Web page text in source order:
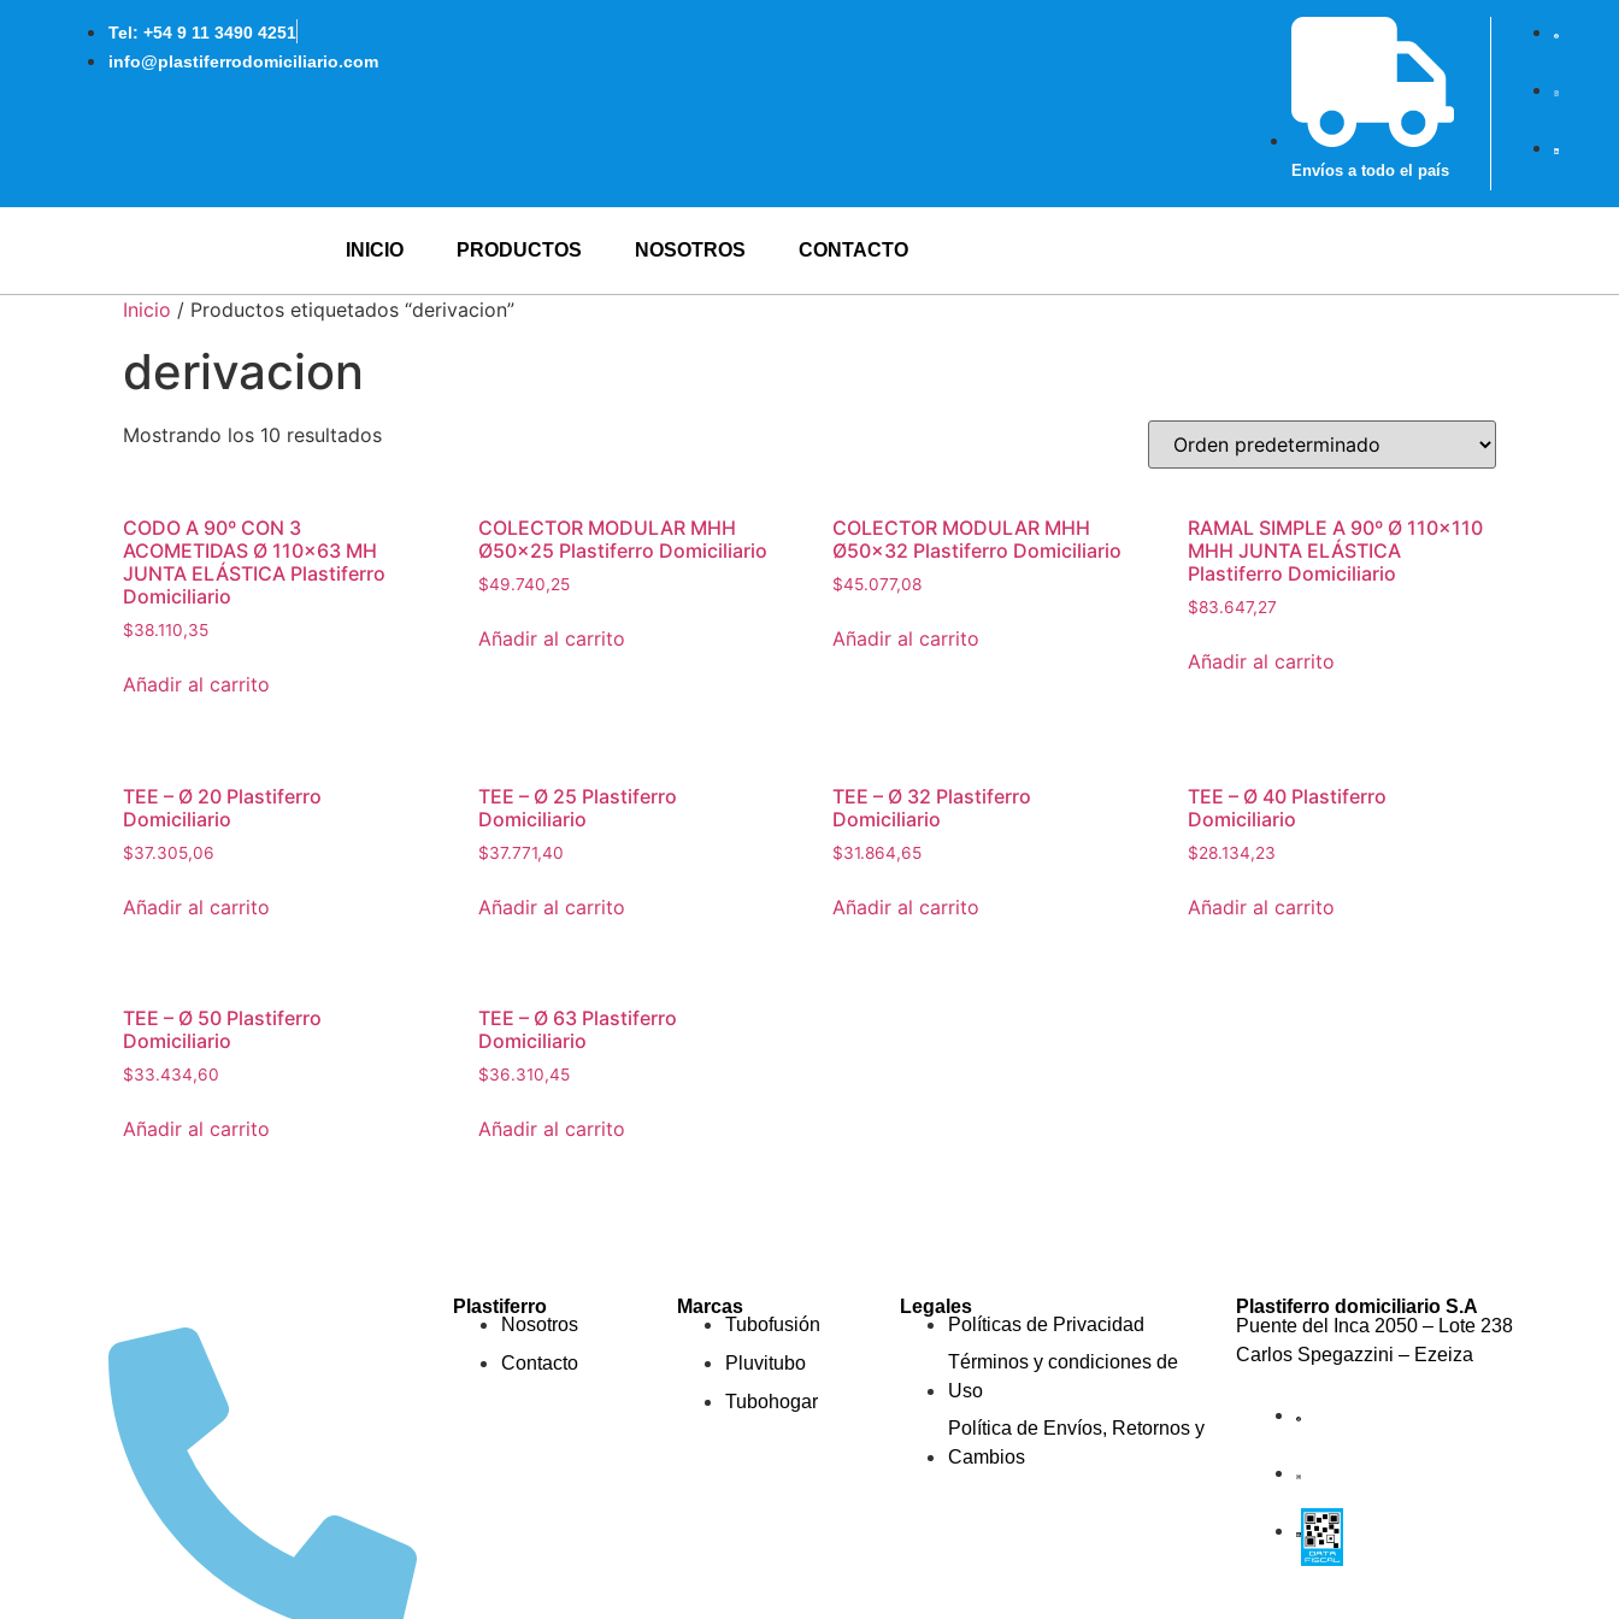
Tel: +54 9 11 3490 4251
info@plastiferrodomiciliario.com
Envíos a todo el país
INICIO PRODUCTOS NOSOTROS CONTACTO
Inicio / Productos etiquetados “derivacion”
derivacion
Mostrando los 10 resultados
CODO A 90º CON 3
ACOMETIDAS Ø 110×63 MH
JUNTA ELÁSTICA Plastiferro
Domiciliario
$38.110,35
Añadir al carrito
COLECTOR MODULAR MHH
Ø50×25 Plastiferro Domiciliario
$49.740,25
Añadir al carrito
COLECTOR MODULAR MHH
Ø50×32 Plastiferro Domiciliario
$45.077,08
Añadir al carrito
RAMAL SIMPLE A 90º Ø 110×110
MHH JUNTA ELÁSTICA
Plastiferro Domiciliario
$83.647,27
Añadir al carrito
TEE – Ø 20 Plastiferro
Domiciliario
$37.305,06
Añadir al carrito
TEE – Ø 25 Plastiferro
Domiciliario
$37.771,40
Añadir al carrito
TEE – Ø 32 Plastiferro
Domiciliario
$31.864,65
Añadir al carrito
TEE – Ø 40 Plastiferro
Domiciliario
$28.134,23
Añadir al carrito
TEE – Ø 50 Plastiferro
Domiciliario
$33.434,60
Añadir al carrito
TEE – Ø 63 Plastiferro
Domiciliario
$36.310,45
Añadir al carrito
Plastiferro
Nosotros
Contacto
Marcas
Tubofusión
Pluvitubo
Tubohogar
Legales
Políticas de Privacidad
Términos y condiciones de
Uso
Política de Envíos, Retornos y
Cambios
Plastiferro domiciliario S.A
Puente del Inca 2050 – Lote 238
Carlos Spegazzini – Ezeiza